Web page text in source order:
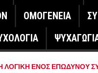
ΕΡΕΥΝΗΤΗΣ ΣΤΗ ΔΑΝΙΑ
ΟΜΟΓΕΝΕΙΑ
ΛΟΓΙΚΗ ΕΝΟΣ ΕΠΩΔΥΝΟΥ